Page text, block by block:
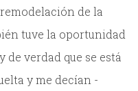
de la
tuve la oportunidad
de verdad que se está
y me decían -